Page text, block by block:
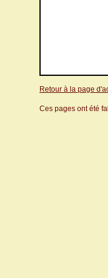
Retour à la page
Ces pages ont été